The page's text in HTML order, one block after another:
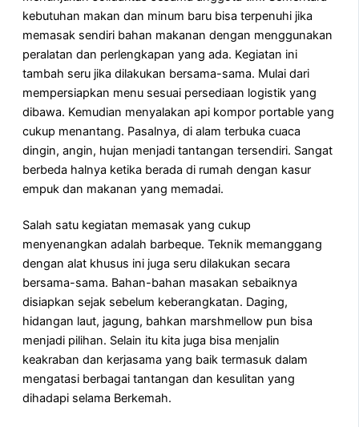
kebutuhan makan dan minum baru bisa terpenuhi jika
memasak sendiri bahan makanan dengan menggunakan
peralatan dan perlengkapan yang ada. Kegiatan ini
tambah seru jika dilakukan bersama-sama. Mulai dari
mempersiapkan menu sesuai persediaan logistik yang
dibawa. Kemudian menyalakan api kompor portable yang
cukup menantang. Pasalnya, di alam terbuka cuaca
dingin, angin, hujan menjadi tantangan tersendiri. Sangat
berbeda halnya ketika berada di rumah dengan kasur
empuk dan makanan yang memadai.
Salah satu kegiatan memasak yang cukup
menyenangkan adalah barbeque. Teknik memanggang
dengan alat khusus ini juga seru dilakukan secara
bersama-sama. Bahan-bahan masakan sebaiknya
disiapkan sejak sebelum keberangkatan. Daging,
hidangan laut, jagung, bahkan marshmellow pun bisa
menjadi pilihan. Selain itu kita juga bisa menjalin
keakraban dan kerjasama yang baik termasuk dalam
mengatasi berbagai tantangan dan kesulitan yang
dihadapi selama Berkemah.